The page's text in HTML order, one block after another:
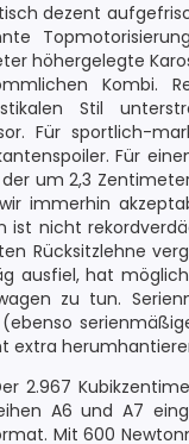
dezent
höhergelegte
Kombi.
Stil
Für sportlich-
Für
um 2,3
immerhin
nicht
Rücksitzlehne
ausfiel, hat
zu tun.
extra
2.967
A6 und A7
Mit 600